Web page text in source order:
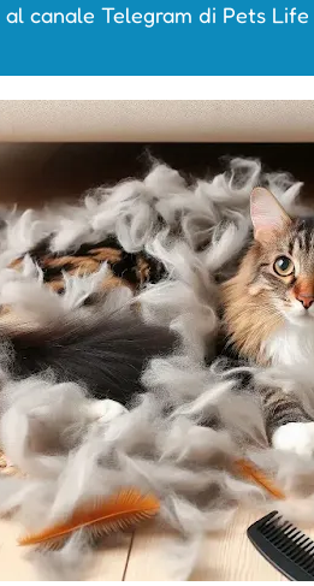
al canale Telegram di Pets